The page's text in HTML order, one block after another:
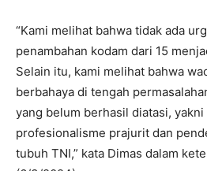
“Kami melihat bahwa tidak ada
penambahan kodam dari 15
Selain itu, kami melihat bahwa
berbahaya di tengah
yang belum berhasil diatasi, yakni
profesionalisme prajurit dan
tubuh TNI,” kata Dimas dalam